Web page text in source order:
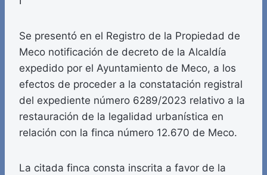
Se presentó en el Registro de la Propiedad de
Meco notificación de decreto de la Alcaldía
expedido por el Ayuntamiento de Meco, a los
efectos de proceder a la constatación registral
del expediente número 6289/2023 relativo a la
restauración de la legalidad urbanística en
relación con la finca número 12.670 de Meco.
La citada finca consta inscrita a favor de la